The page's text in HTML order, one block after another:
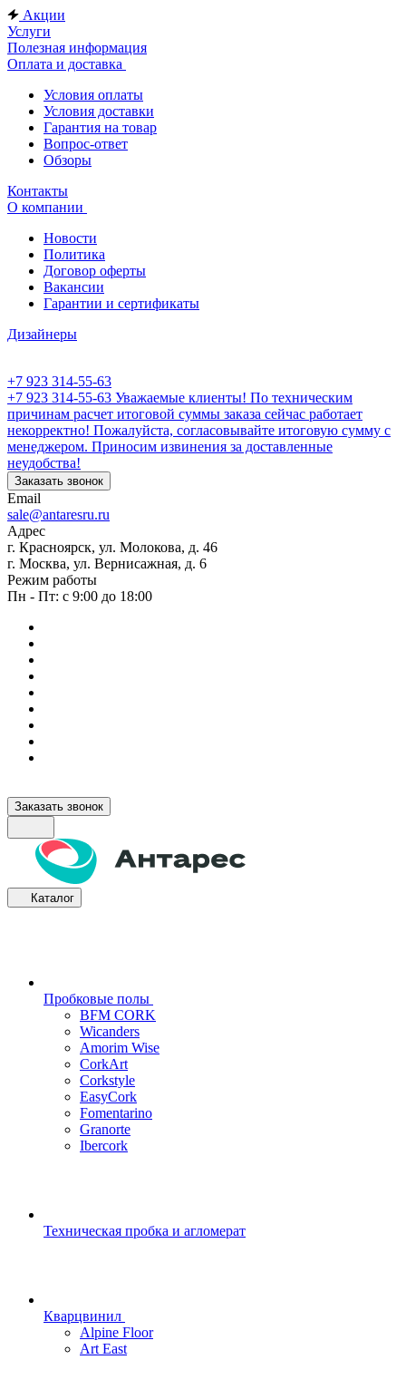
Акции
Услуги
Полезная информация
Оплата и доставка
Условия оплаты
Условия доставки
Гарантия на товар
Вопрос-ответ
Обзоры
Контакты
О компании
Новости
Политика
Договор оферты
Вакансии
Гарантии и сертификаты
Дизайнеры
+7 923 314-55-63
+7 923 314-55-63 Уважаемые клиенты! По техническим
причинам расчет итоговой суммы заказа сейчас работает
некорректно! Пожалуйста, согласовывайте итоговую сумму с
менеджером. Приносим извинения за доставленные
неудобства!
Заказать звонок
Email
sale@antaresru.ru
Адрес
г. Красноярск, ул. Молокова, д. 46
г. Москва, ул. Вернисажная, д. 6
Режим работы
Пн - Пт: с 9:00 до 18:00
Заказать звонок
Каталог
Пробковые полы
BFM CORK
Wicanders
Amorim Wise
CorkArt
Corkstyle
EasyCork
Fomentarino
Granorte
Ibercork
Техническая пробка и агломерат
Кварцвинил
Alpine Floor
Art East